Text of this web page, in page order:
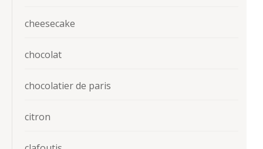
cheesecake
chocolat
chocolatier de paris
citron